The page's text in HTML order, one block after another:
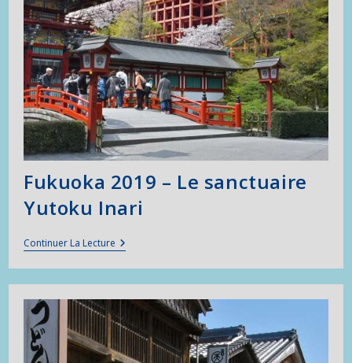
Fukuoka 2019 – Le sanctuaire
Yutoku Inari
Continuer La LectureFukuoka
2019
–
Le
Yutoku
Inari